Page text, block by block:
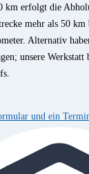
km erfolgt die
mehr als 50
Alternativ
unsere
und ein